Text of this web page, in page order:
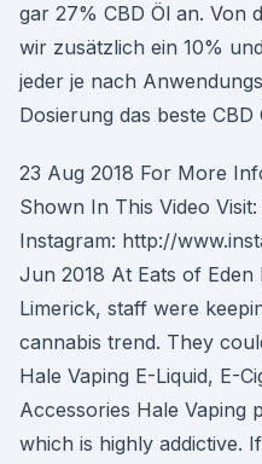
gar 27% CBD Öl an. Von
wir zusätzlich ein 10%
jeder je nach
Dosierung das beste
23 Aug 2018 For More
Shown In This Video
Instagram: http://
Jun 2018 At Eats of
Limerick, staff were
cannabis trend. They
Hale Vaping E-Liquid, E-
Accessories Hale Vaping
which is highly addictive.